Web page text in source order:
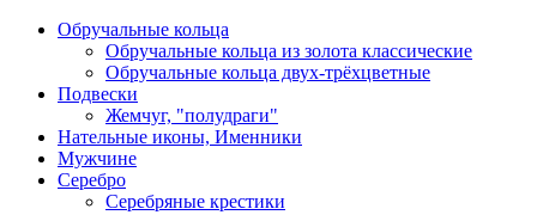
Обручальные кольца
Обручальные кольца из золота классические
Обручальные кольца двух-трёхцветные
Подвески
Жемчуг, "полудраги"
Нательные иконы, Именники
Мужчине
Серебро
Серебряные крестики